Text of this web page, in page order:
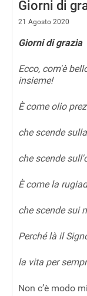
Giorni di
21 Agosto 2020
Giorni di grazia
Ecco, com'è
insieme!
È come olio
che scende
che scende
È come la
che scende sui
Perché là il
la vita per
Non c’è modo